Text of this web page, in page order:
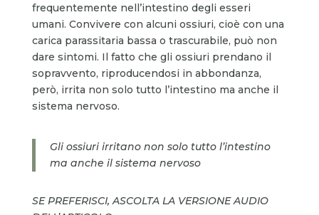
frequentemente nell’intestino degli esseri
umani. Convivere con alcuni ossiuri, cioè con una
carica parassitaria bassa o trascurabile, può non
dare sintomi. Il fatto che gli ossiuri prendano il
sopravvento, riproducendosi in abbondanza,
però, irrita non solo tutto l’intestino ma anche il
sistema nervoso.
Gli ossiuri irritano non solo tutto l’intestino
ma anche il sistema nervoso
SE PREFERISCI, ASCOLTA LA VERSIONE AUDIO